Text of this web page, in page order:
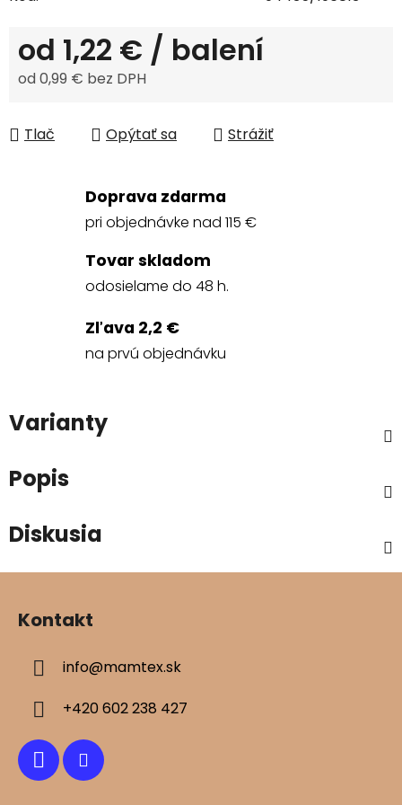
od 1,22 € / balení
od0,99 € bez DPH
Tlač
Opýtať sa Strážiť
Doprava zdarma
pri objednávke nad 115 €
Tovar skladom
odosielame do 48 h.
Zľava 2,2 €
na prvú objednávku
Varianty
Popis
Diskusia
Kontakt
info@mamtex.sk
+420 602 238 427